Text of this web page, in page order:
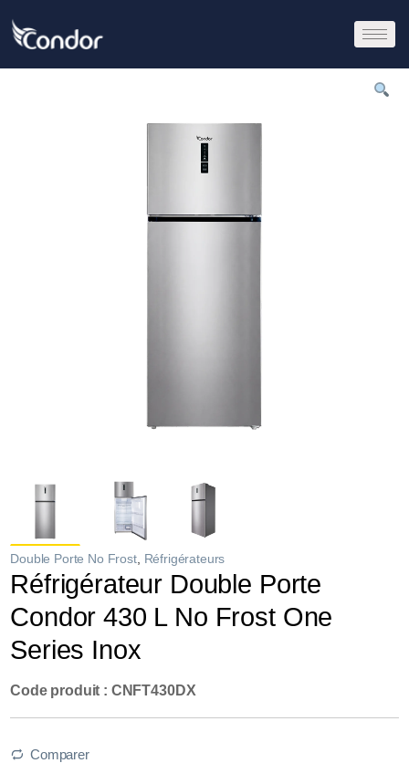
Double Porte No Frost, Réfrigérateurs
Réfrigérateur Double Porte
Condor 430 L No Frost One
Series Inox
Code produit : CNFT430DX
Comparer